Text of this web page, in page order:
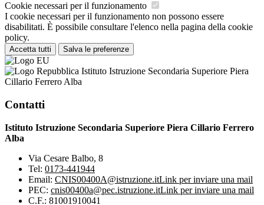
Cookie necessari per il funzionamento
I cookie necessari per il funzionamento non possono essere
disabilitati. È possibile consultare l'elenco nella pagina della cookie
policy.
Accetta tutti Salva le preferenze
Istituto Istruzione Secondaria Superiore Piera
Cillario Ferrero Alba
Contatti
Istituto Istruzione Secondaria Superiore Piera Cillario Ferrero
Alba
Via Cesare Balbo, 8
Tel: 0173-441944
Email: CNIS00400A@istruzione.itLink per inviare una mail
PEC: cnis00400a@pec.istruzione.itLink per inviare una mail
C.F.: 81001910041